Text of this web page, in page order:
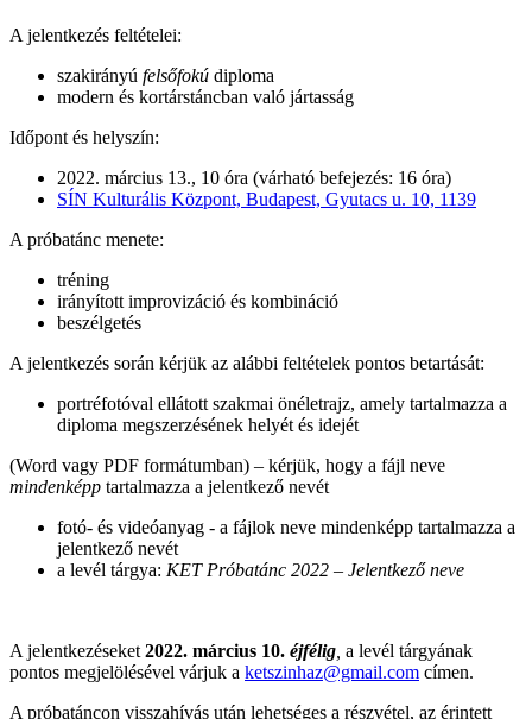
A jelentkezés feltételei:
szakirányú felsőfokú diploma
modern és kortárstáncban való jártasság
Időpont és helyszín:
2022. március 13., 10 óra (várható befejezés: 16 óra)
SÍN Kulturális Központ, Budapest, Gyutacs u. 10, 1139
A próbatánc menete:
tréning
irányított improvizáció és kombináció
beszélgetés
A jelentkezés során kérjük az alábbi feltételek pontos betartását:
portréfotóval ellátott szakmai önéletrajz, amely tartalmazza a
diploma megszerzésének helyét és idejét
(Word vagy PDF formátumban) – kérjük, hogy a fájl neve
mindenképp tartalmazza a jelentkező nevét
fotó- és videóanyag - a fájlok neve mindenképp tartalmazza a
jelentkező nevét
a levél tárgya: KET Próbatánc 2022 – Jelentkező neve
A jelentkezéseket 2022. március 10. éjfélig a levél tárgyának
pontos megjelölésével várjuk a ketszinhaz@gmail.com címen.
A próbatáncon visszahívás után lehetséges a részvétel, az érintett